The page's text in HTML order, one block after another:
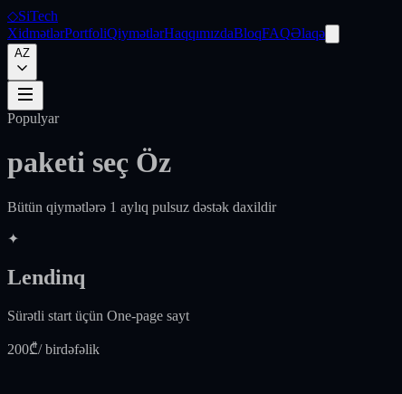
◇SiTech
XidmətlərPortfoliQiymətlərHaqqımızdaBloqFAQƏlaqə
AZ
Populyar
paketi seç Öz
Bütün qiymətlərə 1 aylıq pulsuz dəstək daxildir
✦
Lendinq
Sürətli start üçün One-page sayt
200₾/ birdəfəlik